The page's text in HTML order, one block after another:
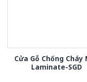
Cửa Gỗ Chống Cháy
Laminate-SGD